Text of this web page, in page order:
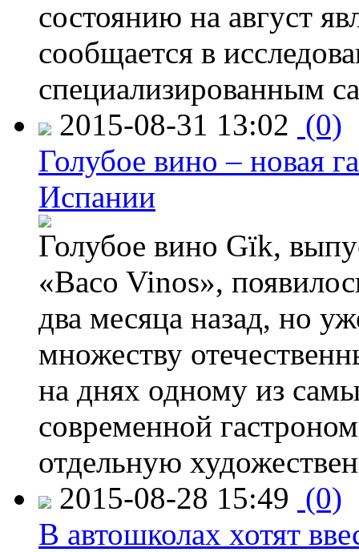
состоянию на август
сообщается в
специализированным
2015-08-31 13:02 (0)
Голубое вино – новая
Испании
Голубое вино Gïk,
«Baco Vinos»,
два месяца назад, но
множеству
на днях одному из
современной
отдельную
2015-08-28 15:49 (0)
В автошколах хотят